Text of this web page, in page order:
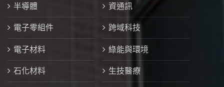
半導體 資通訊
電子零組件 跨域科技
電子材料 綠能與環境
石化材料 生技醫療